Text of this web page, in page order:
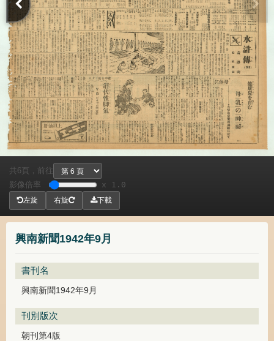
興南新聞1942年9月
書刊名
興南新聞1942年9月
刊別版次
朝刊第4版
共 6頁，
前往
影像倍率
x 1.0
左旋 右旋 下載